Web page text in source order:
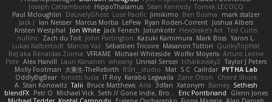
Joseph Catrambone HippoThalamus Sean Kennedy Tomek LECOCQ
Paul Mcloughlin
DaLivelyGhost Lose Pacific Jimikimo Ben Bosma
mark stalzer
Jack J
Ian Neisser Marcus Morba LePew Ryan Roden-Corrent Joshua Albers
Kristen Westphal
Jon White Jack Fenech Jotunkottr Hexdrake's Art Ted Curtis
nullinc Zach du Toit John Partington Kazuki Kamimura Mark Boss Yaron L.
Lukas Kalbertodt Marcos Vaz Sébastien Tricoire Masanori Tottori QuirkyTopHat
ReJ aka Renaldas Zioma VFRAME Michael Whiteside Wolfer Moyens Arturo Leone
Pete Alex Harvill Lauri Kananen wheany Unreal Sensei tchaikovsky2 Taylor J Peters
Molly Footman 大重生-TheRebirth RSH__studio Mat S C Cailrdar PYTHA Lab
OddlyBigBear binotti lucia IT Roy Karabo Legwaila Zane Olson
Chord Shore
A. Stan Konowitz Talii Bruce Matthews Aria 3dfan Xatonym Barney Sethesh
blendFX Petr O Michael Vick Seth // Gone Indie, Bro... Eric Pontbriand
Glenn Jones